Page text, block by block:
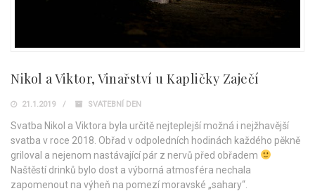
Nikol a Viktor, Vinařství u Kapličky Zaječí
21.1.2019 SVATEBNÍ DEN
Svatba Nikol a Viktora byla určitě nejteplejší možná i nejžhavější
svatba v roce 2018. Obřad v odpoledních hodinách každého pěkně
griloval a nejenom nastávající pár z nervů před obřadem
Naštěstí drinků bylo dost a výborná atmosféra nechala
zapomenout na výheň na pomezí moravské „sahary“.